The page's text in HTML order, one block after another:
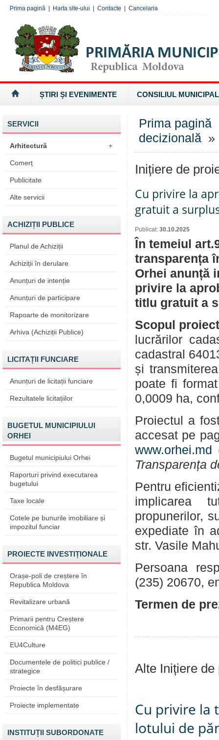
Prima pagină Harta site-ului Contacte Cancelaria
ȘTIRI ȘI EVENIMENTE CONSILIUL MUNICIPAL
SERVICII
Arhitectură +
Comerț
Publicitate
Alte servicii
ACHIZIȚII PUBLICE
Planul de Achiziții
Achiziții în derulare
Anunțuri de intenție
Anunțuri de participare
Rapoarte de monitorizare
Arhiva (Achiziții Publice)
LICITAȚII FUNCIARE
Anunțuri de licitații funciare
Rezultatele licitațiilor
BUGETUL MUNICIPIULUI
ORHEI
Bugetul municipiului Orhei
Raporturi privind executarea
bugetului
Taxe locale
Cotele pe bunurile imobiliare și
impozitul funciar
PROIECTE INVESTIȚIONALE
Orașe-poli de creștere în
Republica Moldova
Revitalizare urbană
Primarii pentru Creștere
Economică (M4EG)
EU4Culture
Documentele de politici publice /
strategice
Proiecte în desfășurare
Proiecte implementate
INSTITUȚII SUBORDONATE
Prima pagină
decizională »
Inițiere de
Cu privire la
gratuit a
Publicat: 30.10.2025
În temeiul
transparența
Orhei anunță
privire la
titlu gratuit a
Scopul
lucrărilor
cadastral
și
poate fi
0,0009 ha,
Proiectul a
accesat pe
www.orhei.md
Transparența
Pentru
implicarea
propunerilor,
expediate în
str. Vasile
Persoana
(235) 20670,
Termen de
Alte Inițiere de
Cu privire la
lotului de